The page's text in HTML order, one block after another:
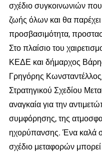
σχέδιο συγκοινωνιών
ζωής όλων και θα παρέχει
προσβασιμότητα,
Στο πλαίσιο του
ΚΕΔΕ και δήμαρχος
Γρηγόρης
Στρατηγικού Σχεδίου
αναγκαία για την
συμφόρησης, της
ηχορύπανσης. Ένα καλά
σχέδιο μεταφορών